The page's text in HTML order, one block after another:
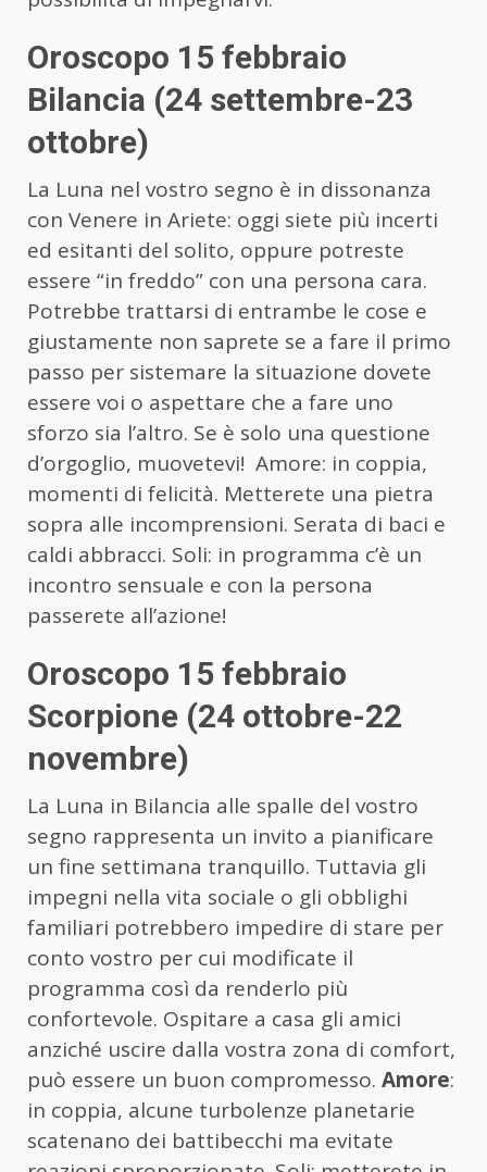
Oroscopo 15 febbraio
Bilancia (24 settembre-23
ottobre)
La Luna nel vostro segno è in dissonanza
con Venere in Ariete: oggi siete più incerti
ed esitanti del solito, oppure potreste
essere “in freddo” con una persona cara.
Potrebbe trattarsi di entrambe le cose e
giustamente non saprete se a fare il primo
passo per sistemare la situazione dovete
essere voi o aspettare che a fare uno
sforzo sia l’altro. Se è solo una questione
d’orgoglio, muovetevi! Amore: in coppia,
momenti di felicità. Metterete una pietra
sopra alle incomprensioni. Serata di baci e
caldi abbracci. Soli: in programma c’è un
incontro sensuale e con la persona
passerete all’azione!
Oroscopo 15 febbraio
Scorpione (24 ottobre-22
novembre)
La Luna in Bilancia alle spalle del vostro
segno rappresenta un invito a pianificare
un fine settimana tranquillo. Tuttavia gli
impegni nella vita sociale o gli obblighi
familiari potrebbero impedire di stare per
conto vostro per cui modificate il
programma così da renderlo più
confortevole. Ospitare a casa gli amici
anziché uscire dalla vostra zona di comfort,
può essere un buon compromesso. Amore:
in coppia, alcune turbolenze planetarie
scatenano dei battibecchi ma evitate